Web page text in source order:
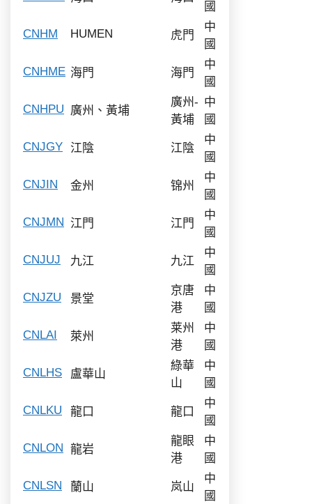
國
CNHM HUMEN 虎門
中
國
CNHME 海門 海門
中
國
CNHPU 廣州、黃埔
廣州-
黃埔
中
國
CNJGY 江陰 江陰
中
國
CNJIN 金州 锦州
中
國
CNJMN 江門 江門
中
國
CNJUJ 九江 九江
中
國
CNJZU 景堂
京唐
港
中
國
CNLAI 萊州
莱州
港
中
國
CNLHS 盧華山
綠華
山
中
國
CNLKU 龍口 龍口
中
國
CNLON 龍岩
龍眼
港
中
國
CNLSN 蘭山 岚山
中
國